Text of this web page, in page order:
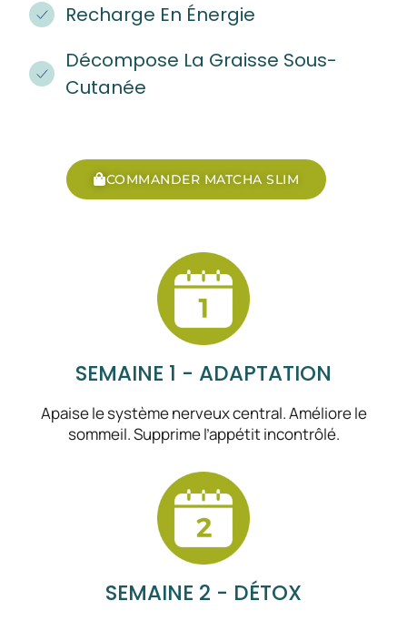
Recharge En Énergie
Décompose La Graisse Sous-
Cutanée
COMMANDER MATCHA SLIM
SEMAINE 1 - ADAPTATION
Apaise le système nerveux central. Améliore le
sommeil. Supprime l’appétit incontrôlé.
SEMAINE 2 - DÉTOX